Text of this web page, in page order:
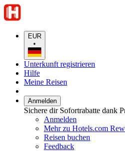
EUR
•
Unterkunft registrieren
Hilfe
Meine Reisen
Anmelden
Sichere dir Sofortrabatte dank
Anmelden
Mehr zu Hotels.com
Reisen buchen
Feedback